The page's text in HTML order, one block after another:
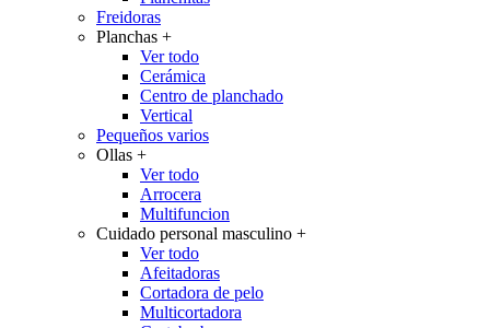
Freidoras
Planchas +
Ver todo
Cerámica
Centro de planchado
Vertical
Pequeños varios
Ollas +
Ver todo
Arrocera
Multifuncion
Cuidado personal masculino +
Ver todo
Afeitadoras
Cortadora de pelo
Multicortadora